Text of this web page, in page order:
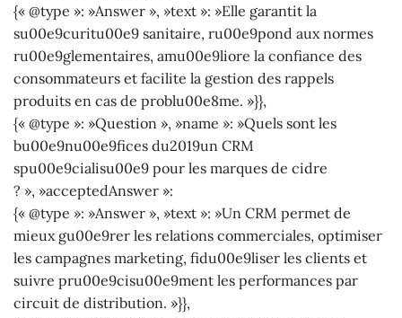
{« @type »: »Answer », »text »: »Elle garantit la
su00e9curitu00e9 sanitaire, ru00e9pond aux normes
ru00e9glementaires, amu00e9liore la confiance des
consommateurs et facilite la gestion des rappels
produits en cas de problu00e8me. »}},
{« @type »: »Question », »name »: »Quels sont les
bu00e9nu00e9fices du2019un CRM
spu00e9cialisu00e9 pour les marques de cidre
? », »acceptedAnswer »:
{« @type »: »Answer », »text »: »Un CRM permet de
mieux gu00e9rer les relations commerciales, optimiser
les campagnes marketing, fidu00e9liser les clients et
suivre pru00e9cisu00e9ment les performances par
circuit de distribution. »}},